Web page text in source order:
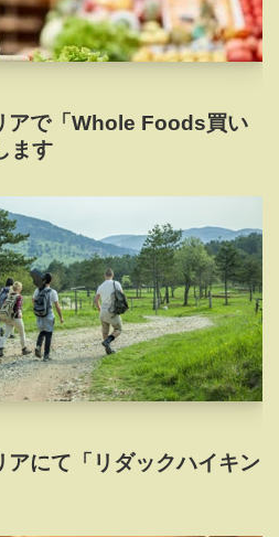
アで「Whole Foods買い
ます
にて「リダックハイキン